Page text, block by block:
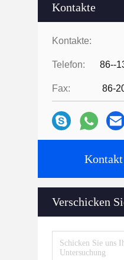
Kontakte
Kontakte:
Telefon: 86--
Fax: 86-
Verschicken